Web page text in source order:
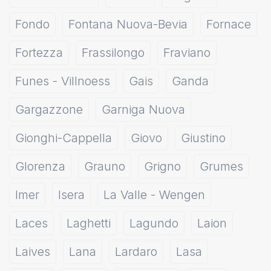
Fondo
Fontana Nuova-Bevia
Fornace
Fortezza
Frassilongo
Fraviano
Funes - Villnoess
Gais
Ganda
Gargazzone
Garniga Nuova
Gionghi-Cappella
Giovo
Giustino
Glorenza
Grauno Grigno
Grumes
Imer
Isera
La Valle - Wengen
Laces
Laghetti Lagundo
Laion
Laives
Lana Lardaro Lasa